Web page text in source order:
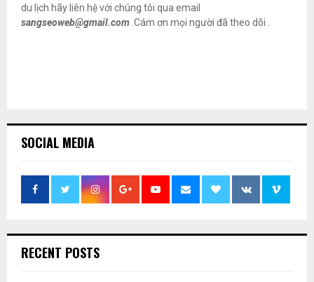
du lịch hãy liên hệ với chúng tôi qua email
sangseoweb@gmail.com .Cám ơn mọi người đã theo dõi .
SOCIAL MEDIA
RECENT POSTS